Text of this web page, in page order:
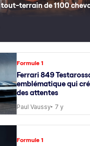
terrain de 1100
Formule 1
Ferrari 849
emblématique qui
des attentes
Paul Vaussy 7 y
Formule 1